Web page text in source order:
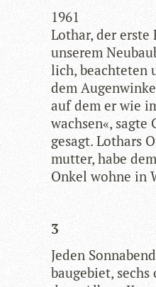
1961
Lothar, der
unse­rem
lich, beach­te­ten
dem
auf dem er wie
wach­sen«,
gesagt. Lothars
mutter, habe
Onkel wohne in
3
Jeden
bau­ge­biet,